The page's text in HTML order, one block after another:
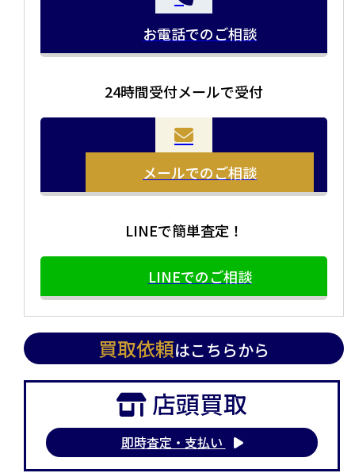
お品物をつめて送るだけで査定が可能です。時間が無い
方や、荷物が多い方へオススメです。
当店の査定員がご自宅に伺いその場で査定を致します。
まとめて売りたい！価値がわからなく売れるかわからな
お電話でのご相談
24時間受付メールで受付
メールでのご相談
LINEで簡単査定！
LINEでのご相談
買取依頼はこちらから
店頭買取
即時査定・支払い